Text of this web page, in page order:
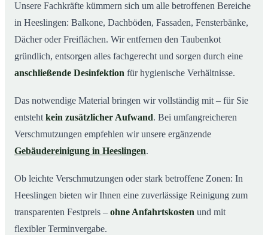
Unsere Fachkräfte kümmern sich um alle betroffenen Bereiche
in Heeslingen: Balkone, Dachböden, Fassaden, Fensterbänke,
Dächer oder Freiflächen. Wir entfernen den Taubenkot
gründlich, entsorgen alles fachgerecht und sorgen durch eine
anschließende Desinfektion für hygienische Verhältnisse.
Das notwendige Material bringen wir vollständig mit – für Sie
entsteht kein zusätzlicher Aufwand. Bei umfangreicheren
Verschmutzungen empfehlen wir unsere ergänzende
Gebäudereinigung in Heeslingen.
Ob leichte Verschmutzungen oder stark betroffene Zonen: In
Heeslingen bieten wir Ihnen eine zuverlässige Reinigung zum
transparenten Festpreis – ohne Anfahrtskosten und mit
flexibler Terminvergabe.